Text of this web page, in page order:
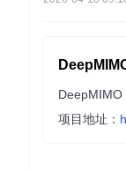
项目地址：